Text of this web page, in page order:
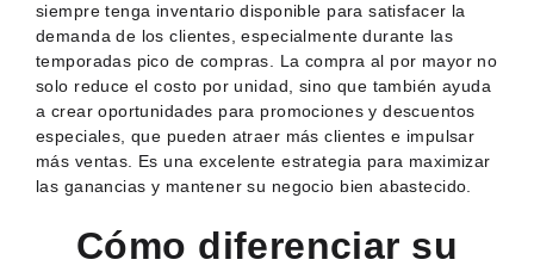
siempre tenga inventario disponible para satisfacer la
demanda de los clientes, especialmente durante las
temporadas pico de compras. La compra al por mayor no
solo reduce el costo por unidad, sino que también ayuda
a crear oportunidades para promociones y descuentos
especiales, que pueden atraer más clientes e impulsar
más ventas. Es una excelente estrategia para maximizar
las ganancias y mantener su negocio bien abastecido.
Cómo diferenciar su